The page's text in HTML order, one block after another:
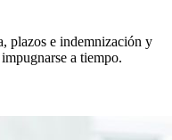
plazos e indemnización y
a tiempo.